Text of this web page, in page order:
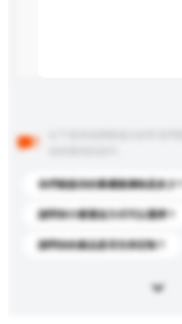
你們能提供的最優惠價格是多少？
請問有什麼運送方式可以選擇？
請問你的產品是否支持定制？